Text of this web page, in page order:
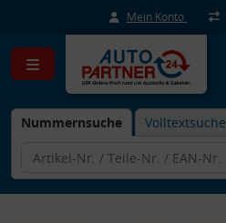
Mein Konto
Nummernsuche Volltextsuche